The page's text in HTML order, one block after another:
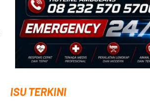
ISU TERKINI